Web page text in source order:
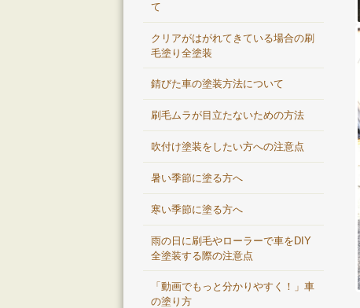
て
クリアがはがれてきている場合の刷
毛塗り全塗装
錆びた車の塗装方法について
刷毛ムラが目立たないための方法
吹付け塗装をしたい方への注意点
暑い季節に塗る方へ
寒い季節に塗る方へ
雨の日に刷毛やローラーで車をDIY
全塗装する際の注意点
「動画でもっと分かりやすく！」車
の塗り方